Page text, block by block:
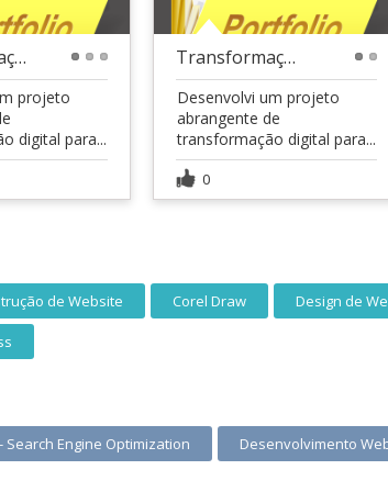
Transformação Digital para E.D Engenharia Soluções
projeto
digital para...
Transformação Digital para Setúbal Advocacia
Desenvolvi um projeto
abrangente de
transformação digital para...
0
de Website Corel Draw Design de
Search Engine Optimization Desenvolvimento